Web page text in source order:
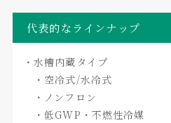
代表的なラインナップ
・水槽内蔵タイプ
・空冷式/水冷式
・ノンフロン
・低GWP・不燃性冷媒